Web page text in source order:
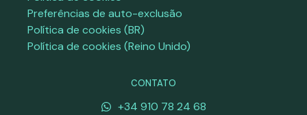
Preferências de auto-exclusão
Política de cookies (BR)
Política de cookies (Reino Unido)
CONTATO
+34 910 78 24 68